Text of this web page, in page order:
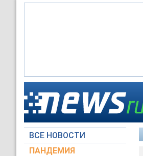
ВСЕ НОВОСТИ
ПАНДЕМИЯ